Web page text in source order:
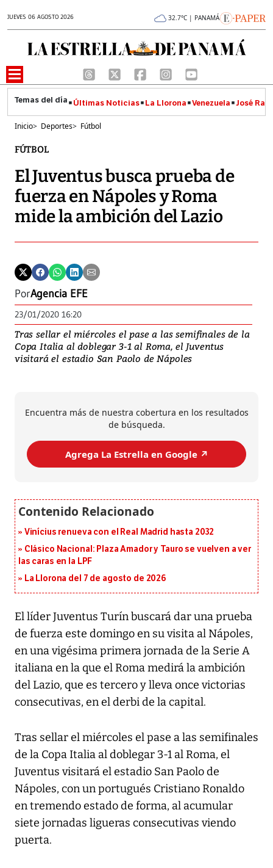
JUEVES 06 AGOSTO 2026 32.7°C | PANAMÁ
Últimas Noticias La Llorona Venezuela José
Inicio> Deportes> Fútbol
FÚTBOL
El Juventus busca prueba de
fuerza en Nápoles y Roma
mide la ambición del Lazio
PorAgencia EFE
23/01/2020 16:20
Tras sellar el miércoles el pase a las semifinales de la
Copa Italia al doblegar 3-1 al Roma, el Juventus
visitará el estadio San Paolo de Nápoles
Encuentra más de nuestra cobertura en los resultados
de búsqueda.
Agrega La Estrella en Google ↗️
Vinícius renueva con el Real Madrid hasta 2032
Clásico Nacional: Plaza Amador y Tauro se vuelven a ver
las caras en la LPF
La Llorona del 7 de agosto de 2026
El líder Juventus Turín buscará dar una prueba
de fuerza este domingo en su visita al Nápoles,
en una vigésima primera jornada de la Serie A
italiana en la que el Roma medirá la ambición
del Lazio, que es tercero y lleva once victorias
consecutivas, en el derbi de la capital.
Tras sellar el miércoles el pase a las semifinales
de la Copa Italia al doblegar 3-1 al Roma, el
Juventus visitará el estadio San Paolo de
Nápoles, con un portugués Cristiano Ronaldo
en tremendo estado de forma, al acumular
siete jornadas ligueras consecutivas viendo
puerta.